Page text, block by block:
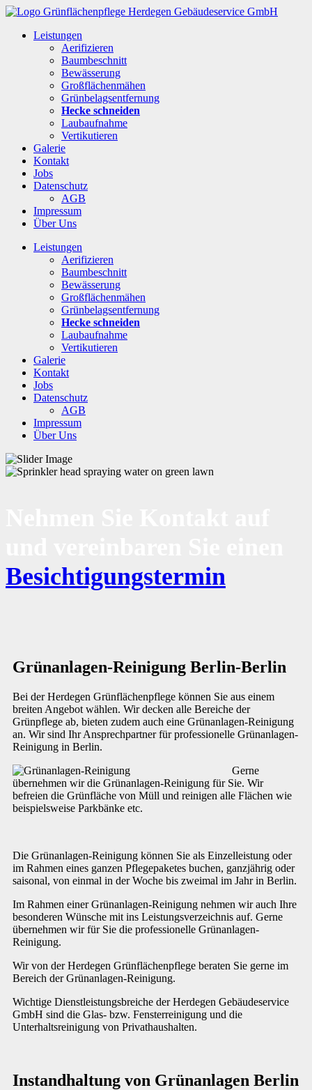
Leistungen
Aerifizieren
Baumbeschnitt
Bewässerung
Großflächenmähen
Grünbelagsentfernung
Hecke schneiden
Laubaufnahme
Vertikutieren
Galerie
Kontakt
Jobs
Datenschutz
AGB
Impressum
Über Uns
Leistungen
Aerifizieren
Baumbeschnitt
Bewässerung
Großflächenmähen
Grünbelagsentfernung
Hecke schneiden
Laubaufnahme
Vertikutieren
Galerie
Kontakt
Jobs
Datenschutz
AGB
Impressum
Über Uns
Besichtigungstermin
Grünanlagen-Reinigung Berlin-Berlin
Bei der Herdegen Grünflächenpflege können Sie aus einem
breiten Angebot wählen. Wir decken alle Bereiche der
Grünpflege ab, bieten zudem auch eine Grünanlagen-Reinigung
an. Wir sind Ihr Ansprechpartner für professionelle Grünanlagen-
Reinigung in Berlin.
Gerne
übernehmen wir die Grünanlagen-Reinigung für Sie. Wir
befreien die Grünfläche von Müll und reinigen alle Flächen wie
beispielsweise Parkbänke etc.
Die Grünanlagen-Reinigung können Sie als Einzelleistung oder
im Rahmen eines ganzen Pflegepaketes buchen, ganzjährig oder
saisonal, von einmal in der Woche bis zweimal im Jahr in Berlin.
Im Rahmen einer Grünanlagen-Reinigung nehmen wir auch Ihre
besonderen Wünsche mit ins Leistungsverzeichnis auf. Gerne
übernehmen wir für Sie die professionelle Grünanlagen-
Reinigung.
Wir von der Herdegen Grünflächenpflege beraten Sie gerne im
Bereich der Grünanlagen-Reinigung.
Wichtige Dienstleistungsbreiche der Herdegen Gebäudeservice
GmbH sind die Glas- bzw. Fensterreinigung und die
Unterhaltsreinigung von Privathaushalten.
Instandhaltung von Grünanlagen Berlin